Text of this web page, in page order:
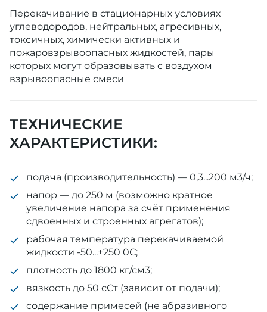
Перекачивание в стационарных условиях
углеводородов, нейтральных, агресивных,
токсичных, химически активных и
пожаровзрывоопасных жидкостей, пары
которых могут образовывать с воздухом
взрывоопасные смеси
ТЕХНИЧЕСКИЕ
ХАРАКТЕРИСТИКИ:
подача (производительность) — 0,3...200 м3/ч;
напор — до 250 м (возможно кратное
увеличение напора за счёт применения
сдвоенных и строенных агрегатов);
рабочая температура перекачиваемой
жидкости -50...+250 0С;
плотность до 1800 кг/см3;
вязкость до 50 сСт (зависит от подачи);
содержание примесей (не абразивного